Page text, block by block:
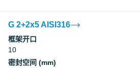
G 2+2x5 AISI316
框架开口
10
密封空间 (mm)